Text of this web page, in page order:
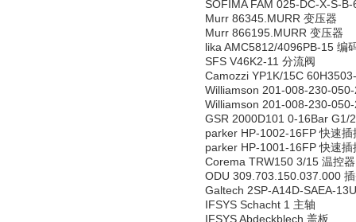
SOFIMA FAM 025-DC-X-S-B-
Murr 86345.MURR 变压器
Murr 866195.MURR 变压器
lika AMC5812/4096PB-15 编
SFS V46K2-11 分流阀
Camozzi YP1K/15C
Williamson 201-008-230-
Williamson 201-008-230-
GSR 2000D101 0-16Bar G1/
parker HP-1002-16FP 快速插
parker HP-1001-16FP 快速插
Corema TRW150 3/15 温控器
ODU 309.703.150.037.000
Galtech 2SP-A14D-SAEA-
IFSYS Schacht 1 主轴
IFSYS Abdeckblech 盖板